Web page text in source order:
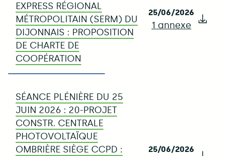
EXPRESS RÉGIONAL
MÉTROPOLITAIN (SERM) DU
DIJONNAIS : PROPOSITION
DE CHARTE DE
COOPÉRATION
25/06/2026
1 annexe
SÉANCE PLÉNIÈRE DU 25
JUIN 2026 : 20-PROJET
CONSTR. CENTRALE
PHOTOVOLTAÏQUE
OMBRIÈRE SIÈGE CCPD :
25/06/2026